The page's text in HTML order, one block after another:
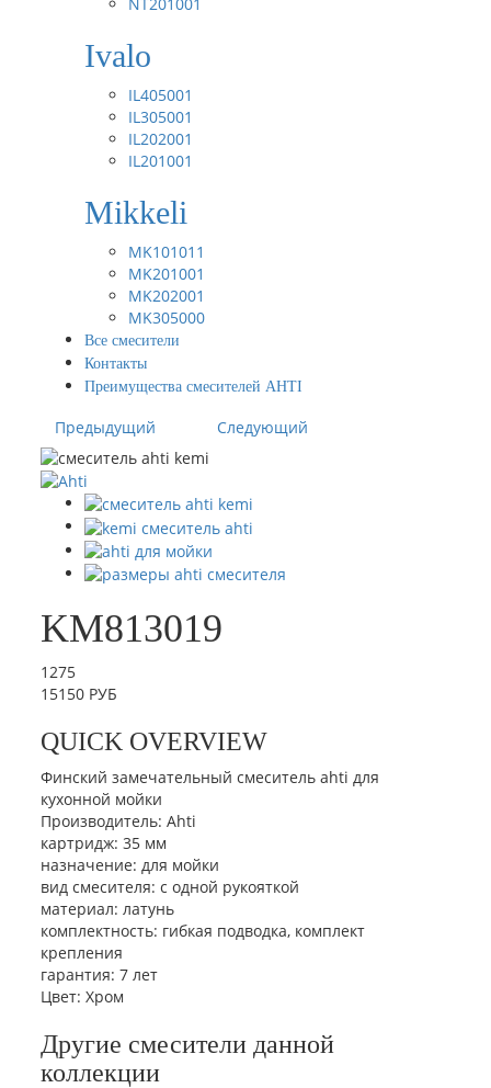
Ivalo
IL405001
IL305001
IL202001
IL201001
Mikkeli
MK101011
MK201001
MK202001
MK305000
Все смесители
Контакты
Преимущества смесителей AHTI
Предыдущий Следующий
KM813019
1275
15150 РУБ
QUICK OVERVIEW
Финский замечательный смеситель ahti для
кухонной мойки
Производитель:Ahti
картридж:35 мм
назначение:для мойки
вид смесителя:с одной рукояткой
материал:латунь
комплектность: гибкая подводка, комплект
крепления
гарантия:7 лет
Цвет:Хром
Другие смесители данной
коллекции